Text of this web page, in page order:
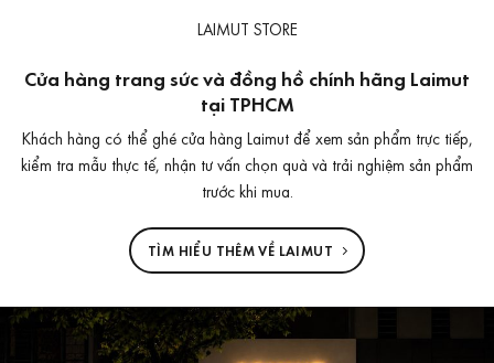
LAIMUT STORE
Cửa hàng trang sức và đồng hồ chính hãng Laimut
tại TPHCM
Khách hàng có thể ghé cửa hàng Laimut để xem sản phẩm trực tiếp,
kiểm tra mẫu thực tế, nhận tư vấn chọn quà và trải nghiệm sản phẩm
trước khi mua.
TÌM HIỂU THÊM VỀ LAIMUT